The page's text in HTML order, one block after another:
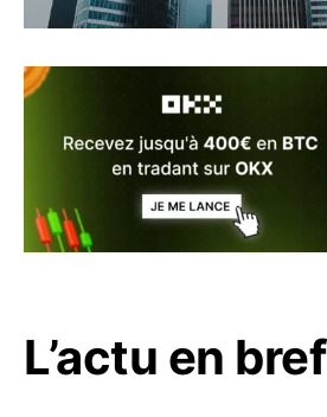
L’actu en bref